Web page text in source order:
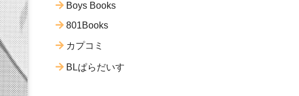
Boys Books
801Books
カプコミ
BLぱらだいす